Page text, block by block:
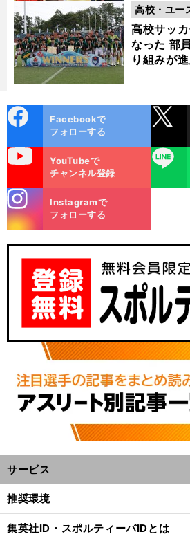
高校サッ
なった 部
り組みが
高校・ユー
ok
Facebookで
フォローする
YouTubeで
チャンネル登録
LINE
m
Instagramで
フォローする
サービス
推奨環境
集英社ID・スポルティーバIDとは